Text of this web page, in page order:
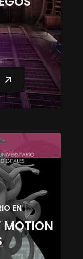
EN
MOTION